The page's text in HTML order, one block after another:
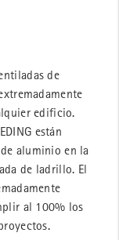
de
edificio.
están
aluminio en la
de ladrillo. El
al 100% los